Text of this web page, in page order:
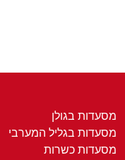
מסעדות בגולן
מסעדות בגליל המערבי
מסעדות כשרות